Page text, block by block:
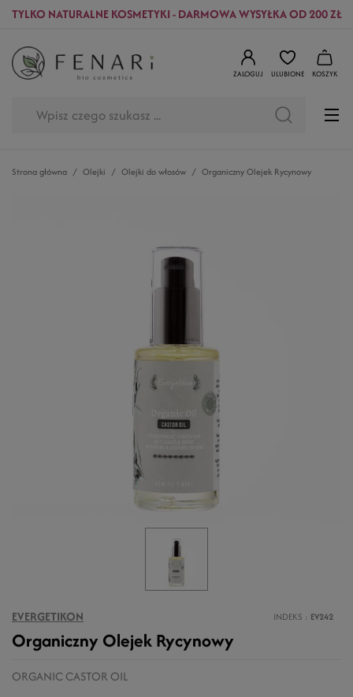
TYLKO NATURALNE KOSMETYKI - DARMOWA WYSYŁKA OD 200 ZŁ
ZALOGUJ ULUBIONE KOSZYK
Strona główna Olejki Olejki do włosów Organiczny Olejek Rycynowy
EVERGETIKON INDEKS EV242
Organiczny Olejek Rycynowy
ORGANIC CASTOR OIL